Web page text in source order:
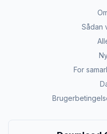
Sådan
For